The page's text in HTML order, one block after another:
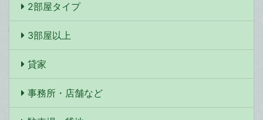
2部屋タイプ
3部屋以上
貸家
事務所・店舗など